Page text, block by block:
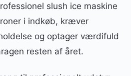
slush ice maskine
i indkøb, kræver
og optager værdifuld
resten af året.